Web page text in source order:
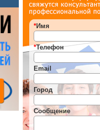
*Имя
*Телефон
Email
Город
Сообщение